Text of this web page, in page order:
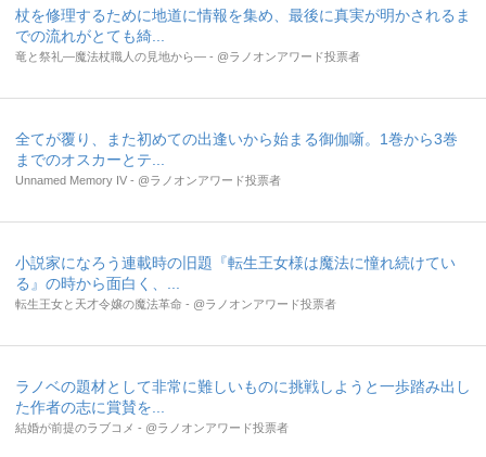
杖を修理するために地道に情報を集め、最後に真実が明かされるま
での流れがとても綺...
竜と祭礼―魔法杖職人の見地から― - @ラノオンアワード投票者
全てが覆り、また初めての出逢いから始まる御伽噺。1巻から3巻
までのオスカーとテ...
Unnamed Memory IV - @ラノオンアワード投票者
小説家になろう連載時の旧題『転生王女様は魔法に憧れ続けてい
る』の時から面白く、...
転生王女と天才令嬢の魔法革命 - @ラノオンアワード投票者
ラノベの題材として非常に難しいものに挑戦しようと一歩踏み出し
た作者の志に賞賛を...
結婚が前提のラブコメ - @ラノオンアワード投票者